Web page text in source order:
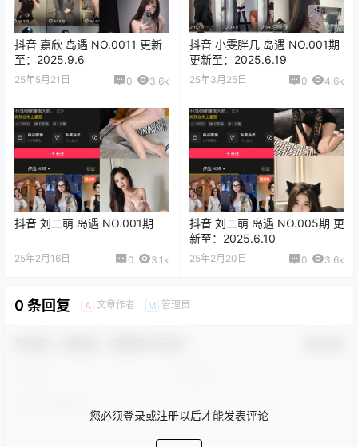
抖音 嘉欣 岛遇 NO.0011 更新
至：2025.9.6
25年5月21日 0 3.6k
抖音 小雯胖几 岛遇 NO.001期
更新至：2025.6.19
25年3月25日 0 4.6k
抖音 刘二萌 岛遇 NO.001期
25年2月16日 0 3.1k
抖音 刘二萌 岛遇 NO.005期 更
新至：2025.6.10
25年2月20日 0 3.6k
0 条回复 A 文章作者 M 管理员
您必须登录或注册以后才能发表评论